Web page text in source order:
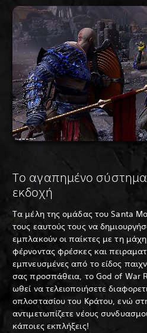
Το αγαπημένο
εκδοχή
Τα μέλη της ομάδας του Santa
τους εαυτούς τους να
εμπλακούν οι παίκτες με τη
φέρνοντας φρέσκες και
εμπνευσμένες από το είδος
σας προσπάθεια, το God of War
ωθεί να τελειοποιήσετε
οπλοστασίου του Κράτου, ενώ
αντιμετωπίζετε νέους
κάποιες εκπλήξεις!